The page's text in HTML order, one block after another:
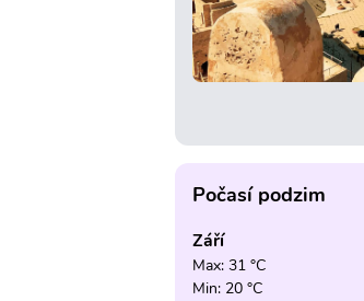
Počasí podzim
Září
Max: 31 °C
Min: 20 °C